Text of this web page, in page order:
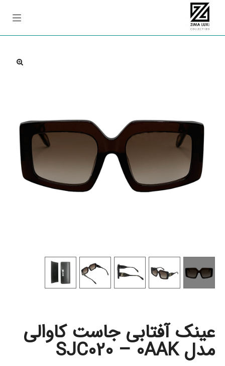
عینک آفتابی جاست کاوالی
مدل SJC020 – 0AAK